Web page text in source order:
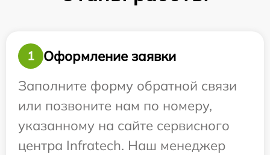
1
Оформление заявки
Заполните форму обратной связи
или позвоните нам по номеру,
указанному на сайте сервисного
центра Infratech. Наш менеджер